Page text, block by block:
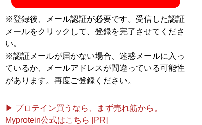
※登録後、メール認証が必要です。受信した認証
メールをクリックして、登録を完了させてくださ
い。
※認証メールが届かない場合、迷惑メールに入っ
ているか、メールアドレスが間違っている可能性
があります。再度ご登録ください。
▶ プロテイン買うなら、まず売れ筋から。
Myprotein公式はこちら [PR]